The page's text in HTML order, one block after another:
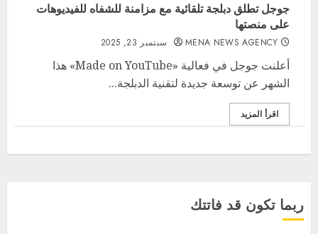
جوجل تطلق دبلجة تلقائية مع مزامنة للشفاه للفيديوهات
على منصتها
MENA NEWS AGENCY سبتمبر 23, 2025
أعلنت جوجل في فعالية «Made on YouTube» هذا
الشهر عن توسعة جديدة لتقنية الدبلجة...
اقرأ المزيد
ربما تكون قد فاتتك